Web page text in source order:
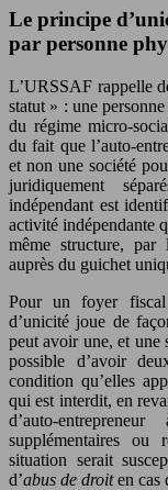
Le principe
par personne
L’URSSAF rappelle
statut » : une
du régime micro-
du fait que l’auto-
et non une société
juridiquement
indépendant est
activité indépendante
même structure, par
auprès du guichet
Pour un foyer
d’unicité joue de
peut avoir une, et une
possible d’avoir
condition qu’elles
qui est interdit, en
d’auto-
supplémentaires ou
situation serait
d’abus de droiten cas